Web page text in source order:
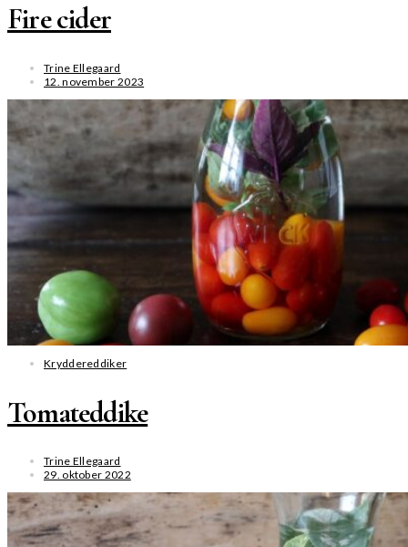
Fire cider
Trine Ellegaard
12. november 2023
SE MERE
Kryddereddiker
Tomateddike
Trine Ellegaard
29. oktober 2022
SE MERE